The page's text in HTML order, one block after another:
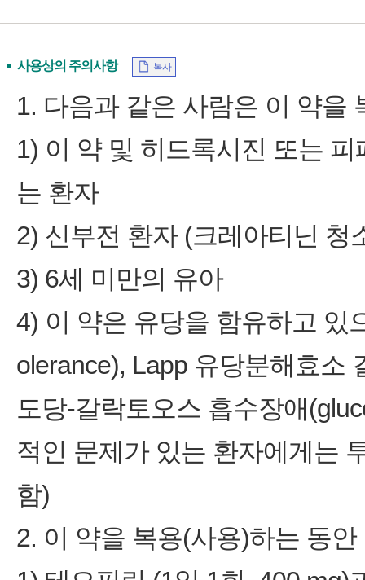
사용상의 주의사항 복사
1. 다음과 같은 사람은 이 약을
1) 이 약 및 히드록시진 또는
는 환자
2) 신부전 환자 (크레아티닌 청
3) 6세 미만의 유아
4) 이 약은 유당을 함유하고 있
olerance), Lapp 유당분해효소
도당-갈락토오스 흡수장애
적인 문제가 있는 환자에게는
함)
2. 이 약을 복용(사용)하는 동